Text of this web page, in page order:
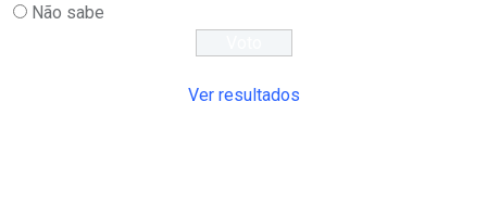
Não sabe
Ver resultados